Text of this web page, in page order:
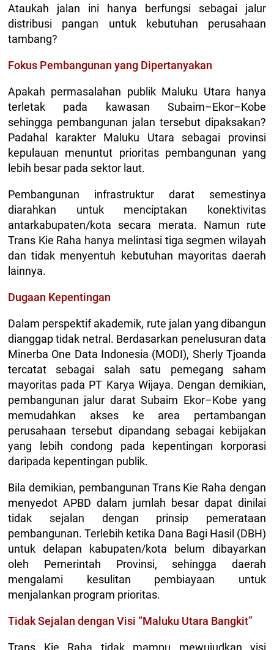
Ataukah jalan ini hanya berfungsi sebagai jalur
distribusi pangan untuk kebutuhan perusahaan
tambang?
Fokus Pembangunan yang Dipertanyakan
Apakah permasalahan publik Maluku Utara hanya
terletak pada kawasan Subaim–Ekor–Kobe
sehingga pembangunan jalan tersebut dipaksakan?
Padahal karakter Maluku Utara sebagai provinsi
kepulauan menuntut prioritas pembangunan yang
lebih besar pada sektor laut.
Pembangunan infrastruktur darat semestinya
diarahkan untuk menciptakan konektivitas
antarkabupaten/kota secara merata. Namun rute
Trans Kie Raha hanya melintasi tiga segmen wilayah
dan tidak menyentuh kebutuhan mayoritas daerah
lainnya.
Dugaan Kepentingan
Dalam perspektif akademik, rute jalan yang dibangun
dianggap tidak netral. Berdasarkan penelusuran data
Minerba One Data Indonesia (MODI), Sherly Tjoanda
tercatat sebagai salah satu pemegang saham
mayoritas pada PT Karya Wijaya. Dengan demikian,
pembangunan jalur darat Subaim Ekor–Kobe yang
memudahkan akses ke area pertambangan
perusahaan tersebut dipandang sebagai kebijakan
yang lebih condong pada kepentingan korporasi
daripada kepentingan publik.
Bila demikian, pembangunan Trans Kie Raha dengan
menyedot APBD dalam jumlah besar dapat dinilai
tidak sejalan dengan prinsip pemerataan
pembangunan. Terlebih ketika Dana Bagi Hasil (DBH)
untuk delapan kabupaten/kota belum dibayarkan
oleh Pemerintah Provinsi, sehingga daerah
mengalami kesulitan pembiayaan untuk
menjalankan program prioritas.
Tidak Sejalan dengan Visi “Maluku Utara Bangkit”
Trans Kie Raha tidak mampu mewujudkan visi